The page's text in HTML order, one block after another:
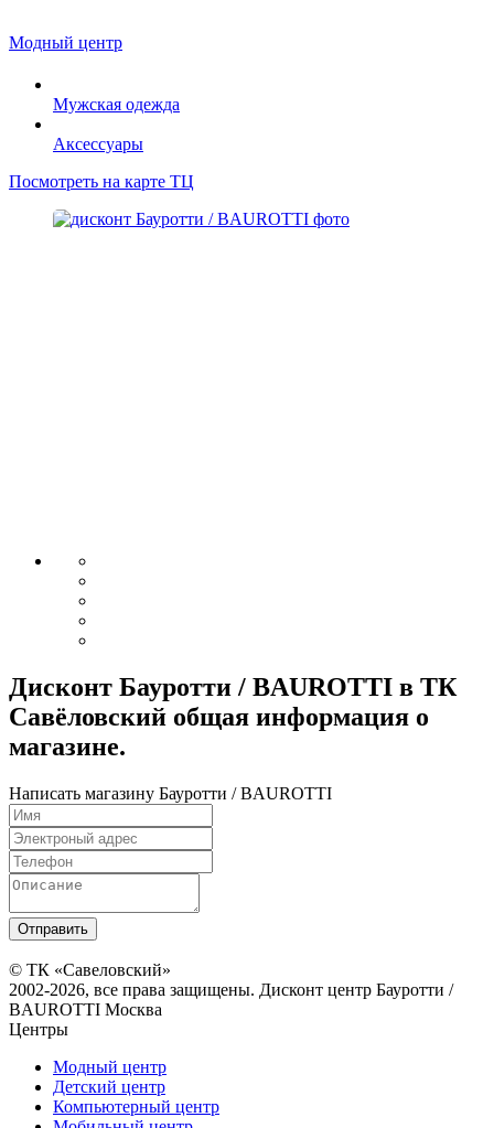
Модный центр
Мужская одежда
Аксессуары
Посмотреть на карте ТЦ
Дисконт Бауротти / BAUROTTI в ТК
Савёловский общая информация о
магазине.
Написать магазину Бауротти / BAUROTTI
© ТК «Савеловский»
2002-2026, все права защищены. Дисконт центр Бауротти /
BAUROTTI Москва
Центры
Модный центр
Детский центр
Компьютерный центр